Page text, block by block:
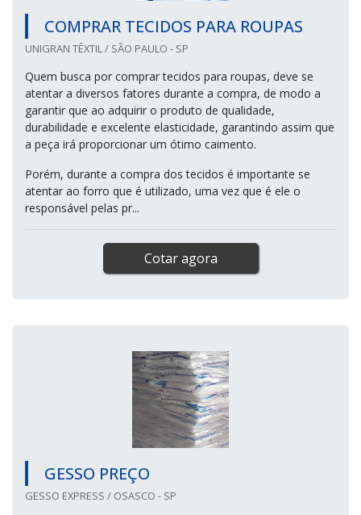
COMPRAR TECIDOS PARA ROUPAS
UNIGRAN TÊXTIL / SÃO PAULO - SP
Quem busca por comprar tecidos para roupas, deve se
atentar a diversos fatores durante a compra, de modo a
garantir que ao adquirir o produto de qualidade,
durabilidade e excelente elasticidade, garantindo assim que
a peça irá proporcionar um ótimo caimento.
Porém, durante a compra dos tecidos é importante se
atentar ao forro que é utilizado, uma vez que é ele o
responsável pelas pr...
Cotar agora
GESSO PREÇO
GESSO EXPRESS / OSASCO - SP